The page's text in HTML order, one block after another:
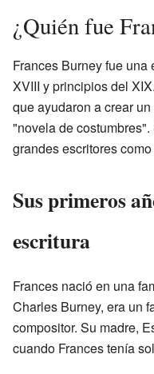
¿Quién fue
Frances Burney fue
XVIII y principios del
que ayudaron a crear
"novela de
grandes escritores
Sus primeros
escritura
Frances nació en una
Charles Burney, era un
compositor. Su madre,
cuando Frances tenía